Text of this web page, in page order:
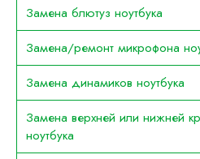
Замена блютуз ноутбука
Замена/ремонт микрофона
Замена динамиков ноутбука
Замена верхней или нижней
ноутбука